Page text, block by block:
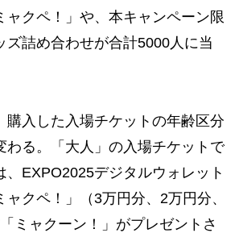
ャクペ！」や、本キャンペーン限
ズ詰め合わせが合計5000人に当
入した入場チケットの年齢区分
わる。「大人」の入場チケットで
、EXPO2025デジタルウォレット
クペ！」（3万円分、2万円分、
ミャクーン！」がプレゼントさ